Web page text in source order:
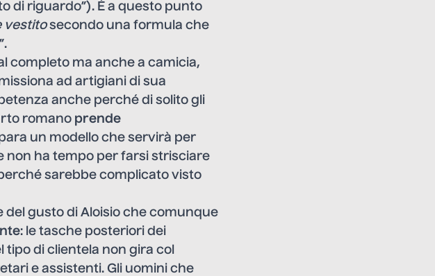
di riguardo”). È a questo punto
vestitosecondo una formula che
completo ma anche a camicia,
ad artigiani di sua
anche perché di solito gli
romano prende
un modello che servirà per
non ha tempo per farsi strisciare
sarebbe complicato visto
del gusto di Aloisio che comunque
: le tasche posteriori dei
di clientela non gira col
e assistenti. Gli uomini che